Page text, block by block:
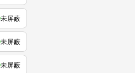
未屏蔽
未屏蔽
未屏蔽